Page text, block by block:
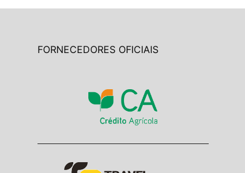
FORNECEDORES OFICIAIS